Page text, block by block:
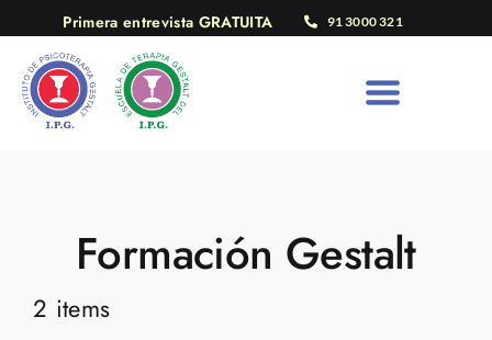
contenido
Primera entrevista GRATUITA 91 3000 321
Formación Gestalt
2 items